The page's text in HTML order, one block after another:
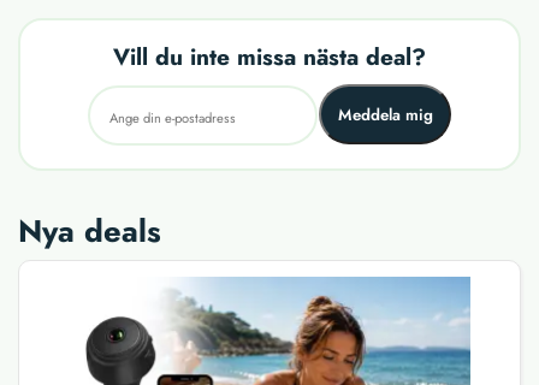
Vill du inte missa nästa deal?
Meddela mig
Nya deals